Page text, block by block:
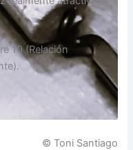
10 (Relación
© Toni Santiago